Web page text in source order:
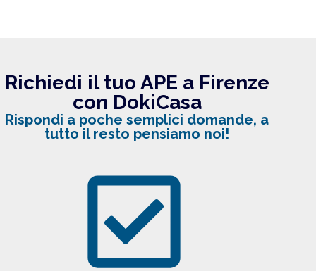
Richiedi il tuo APE a Firenze
con DokiCasa
Rispondi a poche semplici domande, a
tutto il resto pensiamo noi!